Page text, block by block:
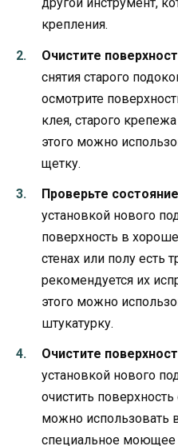
другой инструмент,
крепления.
Очистите
снятия старого
осмотрите
клея, старого
этого можно
щетку.
Проверьте
установкой нового
поверхность в
стенах или полу есть
рекомендуется их
этого можно
штукатурку.
Очистите
установкой нового
очистить
можно использовать
специальное моющее